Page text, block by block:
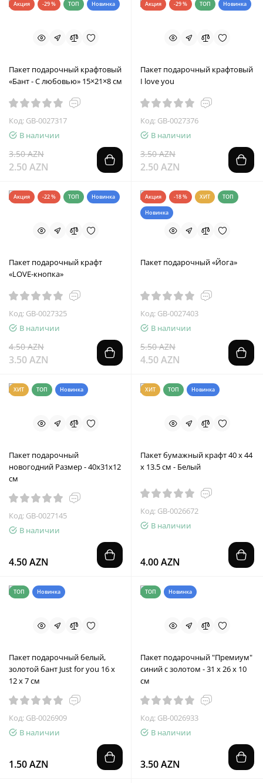
Акция -29 % ТОП Новинка
Пакет подарочный крафтовый
«Бант - С любовью» 15×21×8 см
Код: GB-0027317
В наличии
3.50 AZN
2.50 AZN
Акция -29 % ТОП Новинка
Пакет подарочный крафтовый
I love you
Код: GB-0027376
В наличии
3.50 AZN
2.50 AZN
Акция -22 % ТОП Новинка
Пакет подарочный крафт
«LOVE-кнопка»
Код: GB-0027325
В наличии
4.50 AZN
3.50 AZN
Акция -18 % ХИТ ТОП
Новинка
Пакет подарочный «Йога»
Код: GB-0027403
В наличии
5.50 AZN
4.50 AZN
ХИТ ТОП Новинка
Пакет подарочный
новогодний Размер - 40х31х12
см
Код: GB-0027145
В наличии
4.50 AZN
ХИТ ТОП Новинка
Пакет бумажный крафт 40 x 44
x 13.5 см - Белый
Код: GB-0026672
В наличии
4.00 AZN
ТОП Новинка
Пакет подарочный белый,
золотой бант Just for you 16 х
12 х 7 см
Код: GB-0026909
В наличии
1.50 AZN
ТОП Новинка
Пакет подарочный "Премиум"
синий с золотом - 31 х 26 х 10
см
Код: GB-0026933
В наличии
3.50 AZN